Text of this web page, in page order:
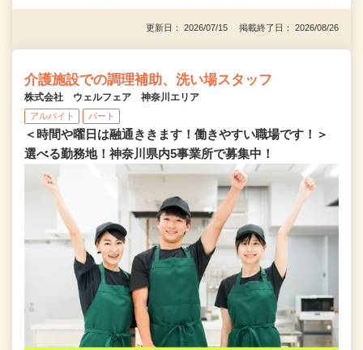
更新日： 2026/07/15 掲載終了日： 2026/08/26
介護施設での調理補助、洗い場スタッフ
株式会社 ウェルフェア 神奈川エリア
アルバイト パート
＜時間や曜日は融通ききます！働きやすい職場です！＞
選べる勤務地！神奈川県内5事業所で募集中！